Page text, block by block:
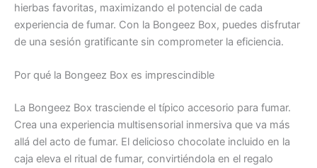
hierbas favoritas, maximizando el potencial de cada
experiencia de fumar. Con la Bongeez Box, puedes disfrutar
de una sesión gratificante sin comprometer la eficiencia.
Por qué la Bongeez Box es imprescindible
La Bongeez Box trasciende el típico accesorio para fumar.
Crea una experiencia multisensorial inmersiva que va más
allá del acto de fumar. El delicioso chocolate incluido en la
caja eleva el ritual de fumar, convirtiéndola en el regalo